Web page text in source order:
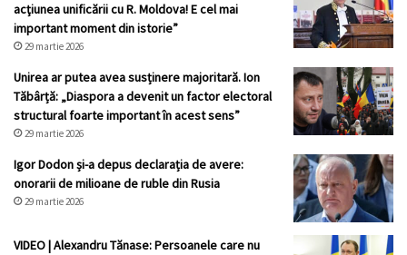
acţiunea unificării cu R. Moldova! E cel mai
important moment din istorie”
29 martie 2026
Unirea ar putea avea susținere majoritară. Ion
Tăbârță: „Diaspora a devenit un factor electoral
structural foarte important în acest sens”
29 martie 2026
Igor Dodon și-a depus declarația de avere:
onorarii de milioane de ruble din Rusia
29 martie 2026
VIDEO | Alexandru Tănase: Persoanele care nu